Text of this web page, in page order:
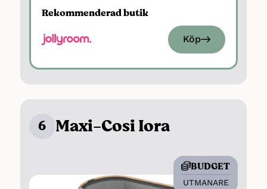
Övrigt:
Ställbar botten i 3 lägen,
dropside
Vi har tyvärr inte hittat några
användarrecensioner om Troll Lux,
men sängen är med på topplistan på
flera bäst i test-sidor och är på plats
Rekommenderad butik
Köp
6 Maxi-Cosi Iora
BUDGET
UTMANARE